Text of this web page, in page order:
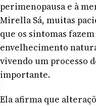
perimenopausa e à
Mirella Sá, muitas
que os sintomas
envelhecimento
vivendo um processo
importante.
Ela afirma que